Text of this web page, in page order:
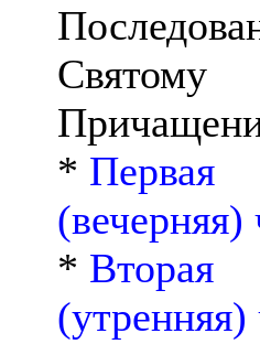
Святому
* Первая
(вечерняя)
* Вторая
(утренняя)